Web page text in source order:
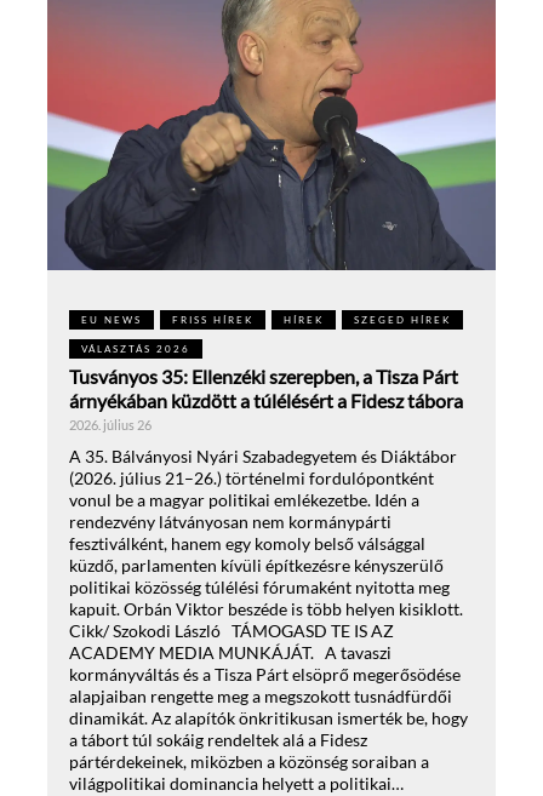
EU NEWS FRISS HÍREK HÍREK SZEGED HÍREK
VÁLASZTÁS 2026
Tusványos 35: Ellenzéki szerepben, a Tisza Párt
árnyékában küzdött a túlélésért a Fidesz tábora
2026. július 26
A 35. Bálványosi Nyári Szabadegyetem és Diáktábor
(2026. július 21–26.) történelmi fordulópontként
vonul be a magyar politikai emlékezetbe. Idén a
rendezvény látványosan nem kormánypárti
fesztiválként, hanem egy komoly belső válsággal
küzdő, parlamenten kívüli építkezésre kényszerülő
politikai közösség túlélési fórumaként nyitotta meg
kapuit. Orbán Viktor beszéde is több helyen kisiklott.
Cikk/ Szokodi László TÁMOGASD TE IS AZ
ACADEMY MEDIA MUNKÁJÁT. A tavaszi
kormányváltás és a Tisza Párt elsöprő megerősödése
alapjaiban rengette meg a megszokott tusnádfürdői
dinamikát. Az alapítók önkritikusan ismerték be, hogy
a tábort túl sokáig rendeltek alá a Fidesz
pártérdekeinek, miközben a közönség soraiban a
világpolitikai dominancia helyett a politikai…